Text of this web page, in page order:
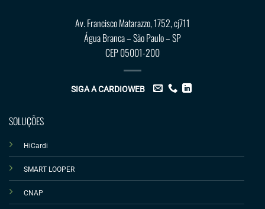
Av. Francisco Matarazzo, 1752, cj711
Água Branca – São Paulo – SP
CEP 05001-200
SIGA A CARDIOWEB
SOLUÇÕES
HiCardi
SMART LOOPER
CNAP